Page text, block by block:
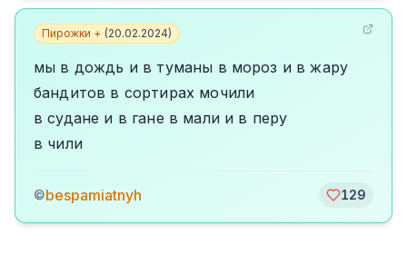
Пирожки + (20.02.2024)
мы в дождь и в туманы в мороз и в жару
бандитов в сортирах мочили
в судане и в гане в мали и в перу
в чили
©bespamiatnyh 129